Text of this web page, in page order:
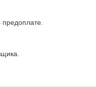
предоплате.